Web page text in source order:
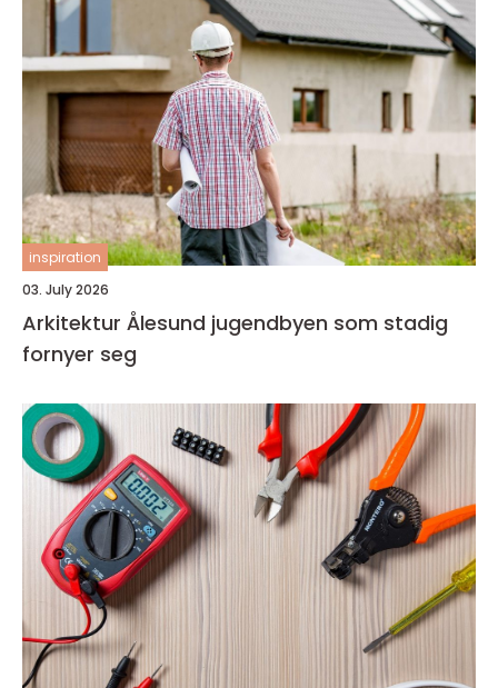
inspiration
03. July 2026
Arkitektur Ålesund jugendbyen som stadig
fornyer seg